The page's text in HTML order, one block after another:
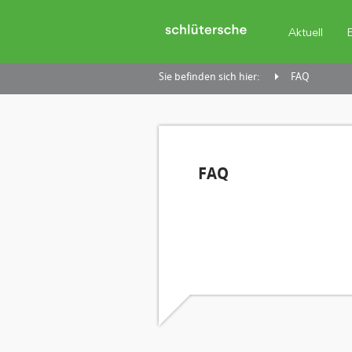
Aktuell
Sie befinden sich hier: FAQ
FAQ